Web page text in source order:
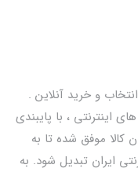
و خرید آنلاین .
اینترنتی ، با پایبندی
موفق شده تا به
ایران تبدیل شود. به